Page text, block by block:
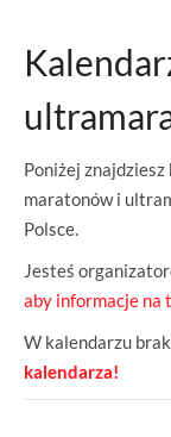
Poniżej
maratonów i
Polsce.
Jesteś
aby informacje na
W kalendarzu
kalendarza!